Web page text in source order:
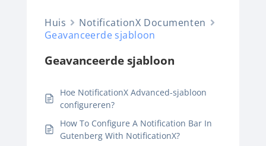
Huis
NotificationX Documenten
Geavanceerde sjabloon
Geavanceerde sjabloon
Hoe NotificationX Advanced-sjabloon
configureren?
How To Configure A Notification Bar In
Gutenberg With NotificationX?